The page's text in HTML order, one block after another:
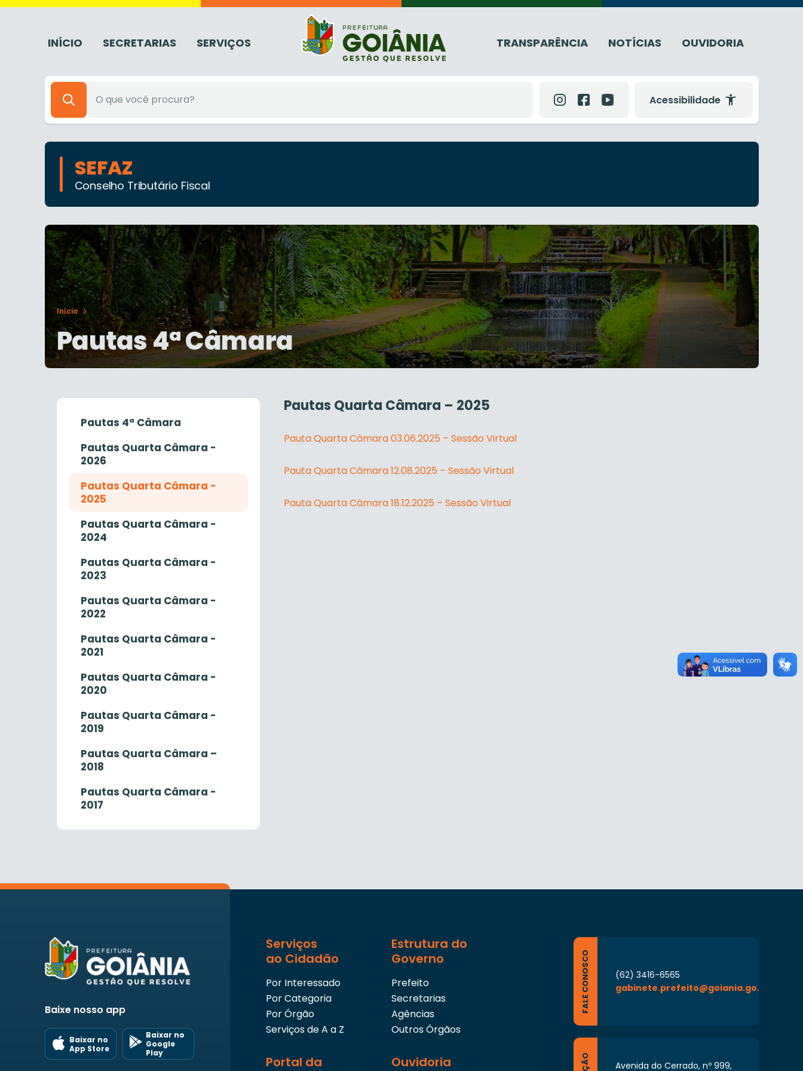
INÍCIO SECRETARIAS SERVIÇOS TRANSPARÊNCIA NOTÍCIAS OUVIDORIA
Acessibilidade
SEFAZ
Conselho Tributário Fiscal
Início
Pautas 4ª Câmara
Pautas 4ª Câmara
Pautas Quarta Câmara -
2026
Pautas Quarta Câmara -
2025
Pautas Quarta Câmara -
2024
Pautas Quarta Câmara -
2023
Pautas Quarta Câmara -
2022
Pautas Quarta Câmara -
2021
Pautas Quarta Câmara -
2020
Pautas Quarta Câmara -
2019
Pautas Quarta Câmara –
2018
Pautas Quarta Câmara -
2017
Pautas Quarta Câmara – 2025
Pauta Quarta Câmara 03.06.2025 – Sessão Virtual
Pauta Quarta Câmara 12.08.2025 – Sessão Virtual
Pauta Quarta Câmara 18.12.2025 – Sessão Virtual
Baixe nosso app
Baixar no
App Store
Baixar no
Google
Play
Serviços
ao Cidadão
Por Interessado
Por Categoria
Por Órgão
Serviços de A a Z
Estrutura do
Governo
Prefeito
Secretarias
Agências
Outros Órgãos
Portal da
Ouvidoria
FALE CONOSCO
(62) 3416-6565
gabinete.prefeito@goiania.go.gov.br
Avenida do Cerrado, nº 999,